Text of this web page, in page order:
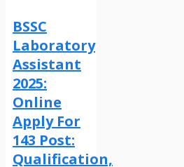
BSSC
Laboratory
Assistant
2025:
Online
Apply For
143 Post:
Qualification,